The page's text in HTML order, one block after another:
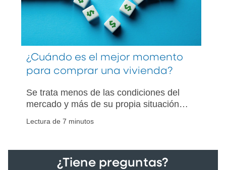
¿Cuándo es el mejor momento
para comprar una vivienda?
Se trata menos de las condiciones del
mercado y más de su propia situación
Lectura de 7 minutos
¿Tiene preguntas?